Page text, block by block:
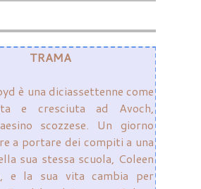
TRAMA
è una diciassettenne come
e cresciuta ad Avoch,
scozzese. Un giorno
a portare dei compiti a una
sua stessa scuola, Coleen
e la sua vita cambia per